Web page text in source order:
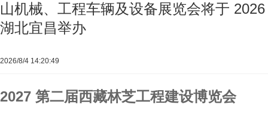
山机械、工程车辆及设备展览会将于
湖北宜昌举办
2026/8/4 14:20:49
2027 第二届西藏林芝工程建设博览会